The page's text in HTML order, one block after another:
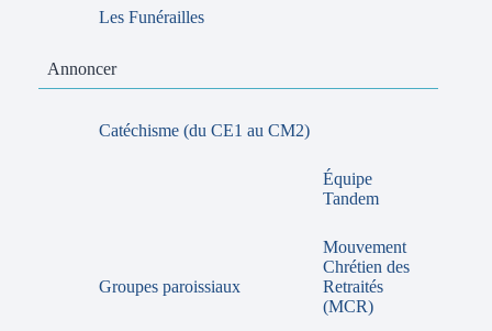
Les Funérailles
Annoncer
Catéchisme (du CE1 au CM2)
Groupes paroissiaux
Équipe
Tandem
Mouvement
Chrétien des
Retraités
(MCR)